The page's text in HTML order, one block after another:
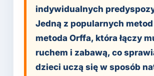
indywidualnych
Jedną z popularnych
metoda Orffa, która łączy
ruchem i zabawą, co
dzieci uczą się w sposób